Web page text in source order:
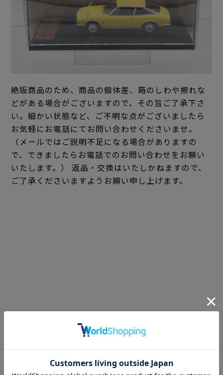
絶版商品のため、商品の個体差、箱のしわや擦れな
どがある場合がございますので、その旨ご了承下さ
い。細かい状態など、ご不明な点がございましたら
お気軽にお電話にてお問い合わせくださいませ。
（メールではご説明不足になる場合がありますの
で、できましたらお電話でのお問い合わせをお願い
いたします。） 返品・交換はいたしかねますので、
ご了承くださいますようお願い申し上げます。